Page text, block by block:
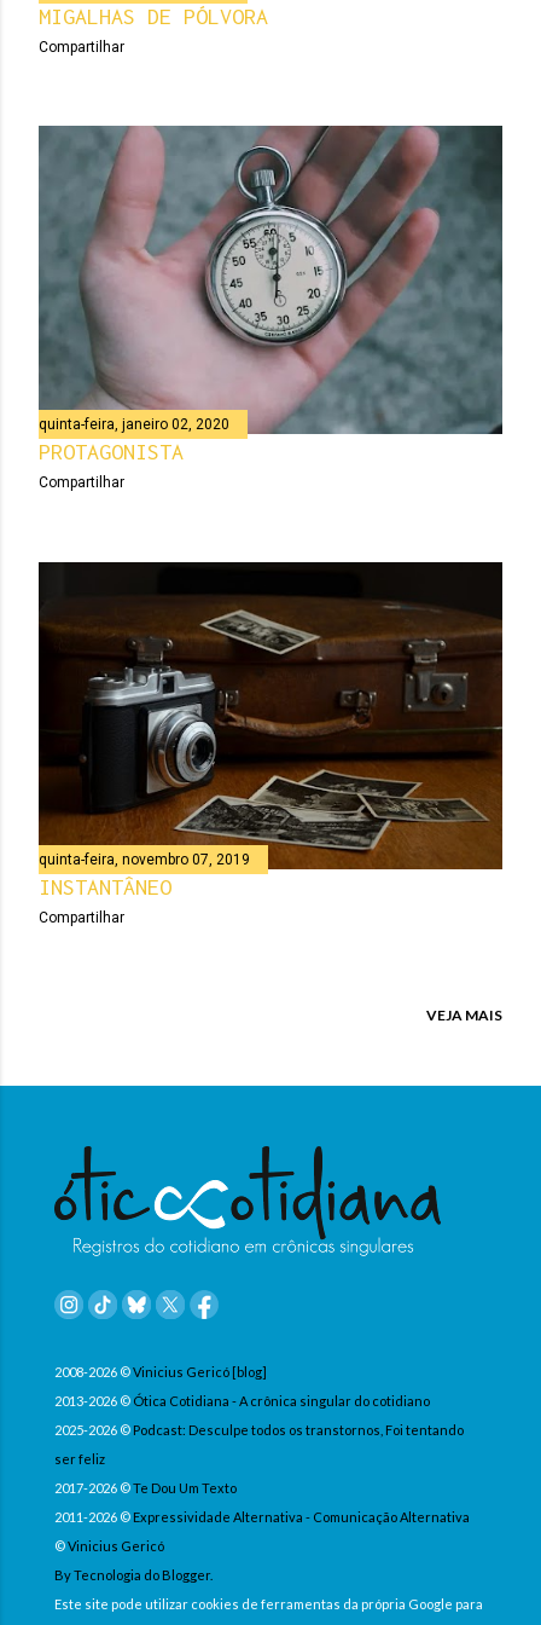
MIGALHAS DE PÓLVORA
Compartilhar
quinta-feira, janeiro 02, 2020
PROTAGONISTA
Compartilhar
quinta-feira, novembro 07, 2019
INSTANTÂNEO
Compartilhar
VEJA MAIS
2008-2026 ©Vinicius Gericó [blog]
2013-2026 © Ótica Cotidiana - A crônica singular do cotidiano
2025-2026 © Podcast: Desculpe todos os transtornos, Foi tentando
ser feliz
2017-2026 ©Te Dou Um Texto
2011-2026 © Expressividade Alternativa - Comunicação Alternativa
©Vinicius Gericó
By Tecnologia do Blogger.
Este site pode utilizar cookies de ferramentas da própria Google para